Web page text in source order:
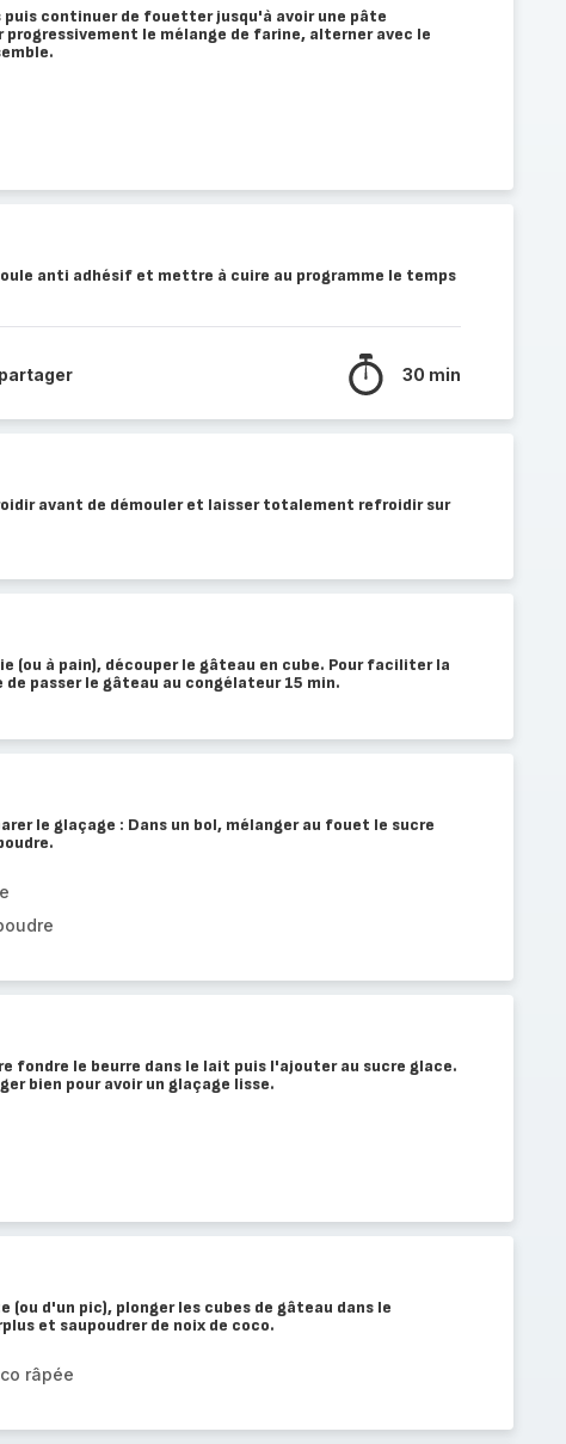
continuer de fouetter jusqu'à avoir une pâte
progressivement le mélange de farine, alterner avec le
anti adhésif et mettre à cuire au programme le temps
30 min
avant de démouler et laisser totalement refroidir sur
(ou à pain), découper le gâteau en cube. Pour faciliter la
passer le gâteau au congélateur 15 min.
le glaçage : Dans un bol, mélanger au fouet le sucre
fondre le beurre dans le lait puis l'ajouter au sucre glace.
bien pour avoir un glaçage lisse.
d'un pic), plonger les cubes de gâteau dans le
et saupoudrer de noix de coco.
râpée